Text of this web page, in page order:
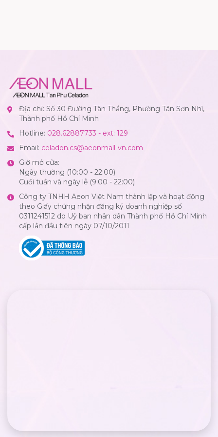
Địa chỉ: Số 30 Đường Tân Thắng, Phường Tân Sơn Nhì,
Thành phố Hồ Chí Minh
Hotline: 028.62887733 - ext: 129
Email: celadon.cs@aeonmall-vn.com
Giờ mở cửa:
Ngày thường (10:00 - 22:00)
Cuối tuần và ngày lễ (9:00 - 22:00)
Công ty TNHH Aeon Việt Nam thành lập và hoạt động
theo Giấy chứng nhận đăng ký doanh nghiệp số
0311241512 do Uỷ ban nhân dân Thành phố Hồ Chí Minh
cấp lần đầu tiên ngày 07/10/2011